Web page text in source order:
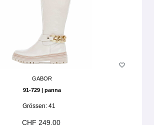
GABOR
91-729 | panna
Grössen: 41
CHF 249.00